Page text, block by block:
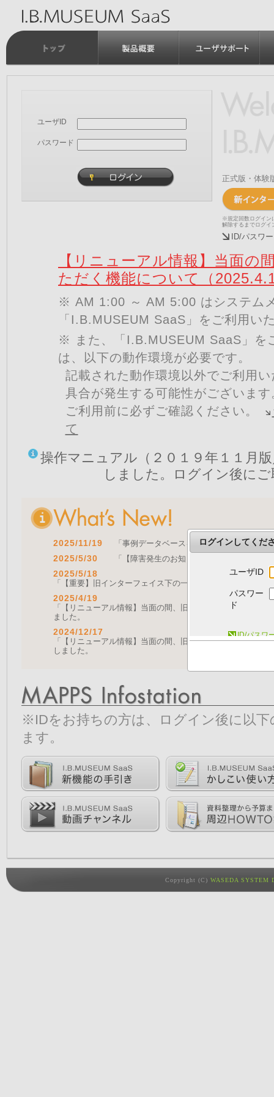
ユーザID
パスワード
正式版・体験
※規定回数ログイン
解除するまでログイ
ID/パスワ
【リニューアル情報】当面の
ただく機能について（
※ AM 1:00 ～ AM 5:00 はシステム
「I.B.MUSEUM SaaS」をご利用い
※ また、「I.B.MUSEUM SaaS」を
は、以下の動作環境が必要です。
記載された動作環境以外でご利用
具合が発生する可能性がございます
ご利用前に必ずご確認ください。
て
操作マニュアル（２０１９年１１月
しました。ログイン後に
2025/11/19 「事例データベースを公開しました」 をア
2025/5/30 「【障害発生のお知らせ｜復旧済み】Web
2025/5/18
「【重要】旧インターフェイス下の一部機能の停止につい
2025/4/19
「【リニューアル情報】当面の間、旧画面をご利用いただ
ました。
2024/12/17
「【リニューアル情報】当面の間、旧画面をご利用いただ
しました。
※IDをお持ちの方は、ログイン後に以
ます。
Copyright (C) WASEDA SYSTEM
ログインしてくだ
ユーザID
パスワー
ド
ID/パスワ